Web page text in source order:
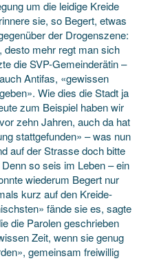
um die leidige Kreide
sie, so Begert, etwas
der Drogenszene:
desto mehr regt man sich
die SVP-Gemeinderätin –
Antifas, «gewissen
Wie dies die Stadt ja
zum Beispiel haben wir
zehn Jahren, auch da hat
stattgefunden» – was nun
auf der Strasse doch bitte
so seis im Leben – ein
wiederum Begert nur
kurz auf den Kreide-
fände sie es, sagte
die Parolen geschrieben
Zeit, wenn sie genug
gemeinsam freiwillig